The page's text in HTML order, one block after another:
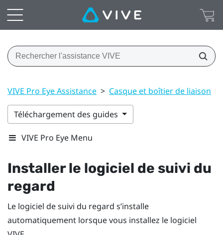
VIVE Pro Eye Assistance > Casque et boîtier de liaison >
Téléchargement des guides
VIVE Pro Eye Menu
Installer le logiciel de suivi du
regard
Le logiciel de suivi du regard s’installe
automatiquement lorsque vous installez le logiciel